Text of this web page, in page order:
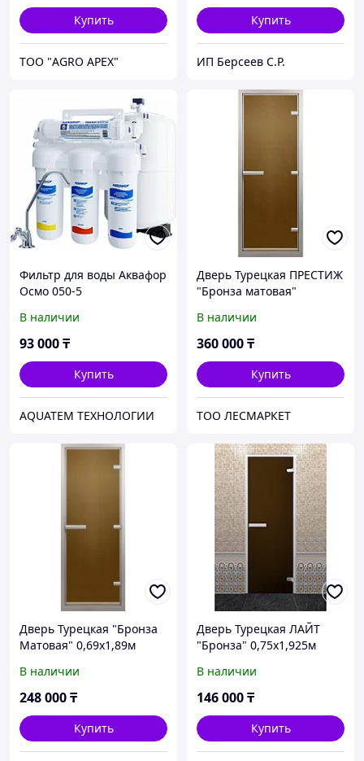
Купить
ТОО "AGRO APEX"
Купить
ИП Берсеев С.Р.
Фильтр для воды Аквафор
Осмо 050-5
В наличии
93 000₸
Купить
AQUATEM ТЕХНОЛОГИИ
Дверь Турецкая ПРЕСТИЖ
"Бронза матовая"
длинная ручка)
В наличии
360 000₸
Купить
ТОО ЛЕСМАРКЕТ
Дверь Турецкая "Бронза
Матовая" 0,69х1,89м
В наличии
248 000₸
Купить
Дверь Турецкая ЛАЙТ
"Бронза" 0,75х1,925м
В наличии
146 000₸
Купить